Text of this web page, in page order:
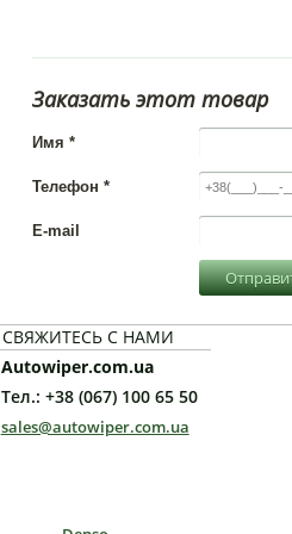
Заказать этот товар
Имя *
Телефон *
E-mail
СВЯЖИТЕСЬ С НАМИ
Autowiper.com.ua
Тел.: +38 (067) 100 65 50
sales@autowiper.com.ua